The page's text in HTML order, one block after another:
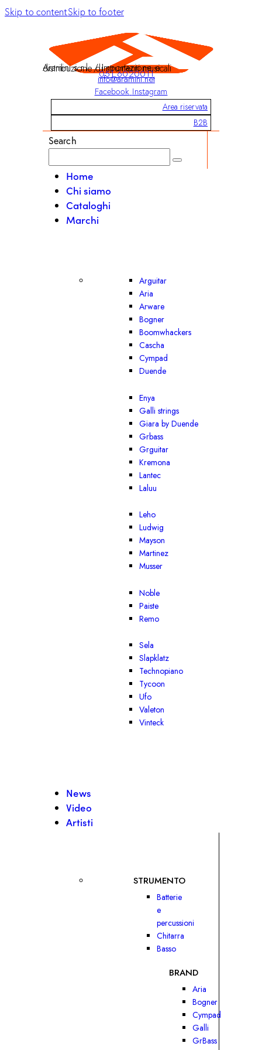
Skip to contentSkip to footer
Aramini s.r.l. / Importazione e distribuzione di strumenti musicali
051 6020011
info@aramini.net
Facebook Instagram
Area riservata
B2B
Search
Home
Chi siamo
Cataloghi
Marchi
Arguitar
Aria
Arware
Bogner
Boomwhackers
Cascha
Cympad
Duende
Enya
Galli strings
Giara by Duende
Grbass
Grguitar
Kremona
Lantec
Laluu
Leho
Ludwig
Mayson
Martinez
Musser
Noble
Paiste
Remo
Sela
Slapklatz
Technopiano
Tycoon
Ufo
Valeton
Vinteck
News
Video
Artisti
STRUMENTO
Batterie
e
percussioni
Chitarra
Basso
BRAND
Aria
Bogner
Cympad
Galli
GrBass